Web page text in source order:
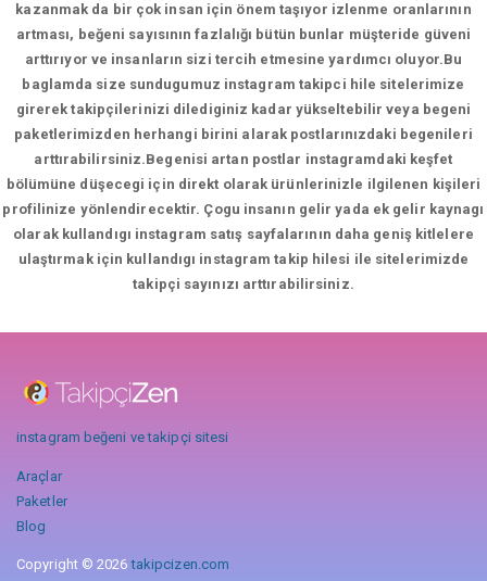
kazanmak da bir çok insan için önem taşıyor izlenme oranlarının
artması, beğeni sayısının fazlalığı bütün bunlar müşteride güveni
arttırıyor ve insanların sizi tercih etmesine yardımcı oluyor.Bu
baglamda size sundugumuz instagram takipci hile sitelerimize
girerek takipçilerinizi dilediginiz kadar yükseltebilir veya begeni
paketlerimizden herhangi birini alarak postlarınızdaki begenileri
arttırabilirsiniz.Begenisi artan postlar instagramdaki keşfet
bölümüne düşecegi için direkt olarak ürünlerinizle ilgilenen kişileri
profilinize yönlendirecektir. Çogu insanın gelir yada ek gelir kaynagı
olarak kullandıgı instagram satış sayfalarının daha geniş kitlelere
ulaştırmak için kullandıgı instagram takip hilesi ile sitelerimizde
takipçi sayınızı arttırabilirsiniz.
instagram beğeni ve takipçi sitesi
Araçlar
Paketler
Blog
Copyright © 2026takipcizen.com